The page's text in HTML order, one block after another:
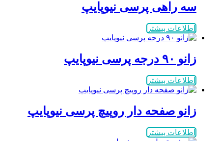
سه راهی پرسی نیوپایپ
اطلاعات بیشتر
زانو ۹۰ درجه پرسی نیوپایپ
اطلاعات بیشتر
زانو صفحه دار روپیچ پرسی نیوپایپ
اطلاعات بیشتر